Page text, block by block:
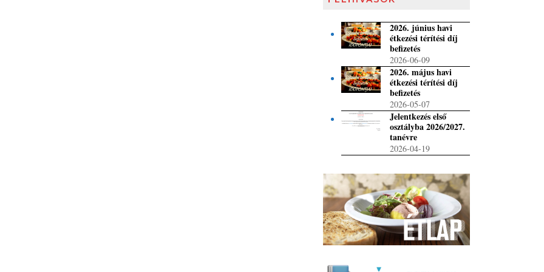
2026. június havi
étkezési térítési díj
befizetés
2026-06-09
2026. május havi
étkezési térítési díj
befizetés
2026-05-07
Jelentkezés első
osztályba 2026/2027.
tanévre
2026-04-19